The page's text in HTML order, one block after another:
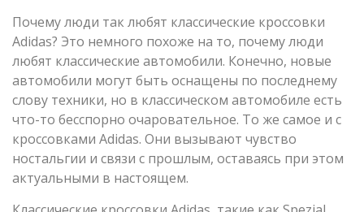
Почему люди так любят классические кроссовки
Adidas? Это немного похоже на то, почему люди
любят классические автомобили. Конечно, новые
автомобили могут быть оснащены по последнему
слову техники, но в классическом автомобиле есть
что-то бесспорно очаровательное. То же самое и с
кроссовками Adidas. Они вызывают чувство
ностальгии и связи с прошлым, оставаясь при этом
актуальными в настоящем.